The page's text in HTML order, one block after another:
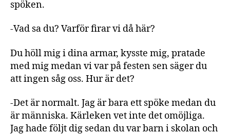
spöken.
-Vad sa du? Varför firar vi då här?
Du höll mig i dina armar, kysste mig, pratade
med mig medan vi var på festen sen säger du
att ingen såg oss. Hur är det?
-Det är normalt. Jag är bara ett spöke medan du
är människa. Kärleken vet inte det omöjliga.
Jag hade följt dig sedan du var barn i skolan och